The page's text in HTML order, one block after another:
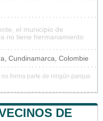
el municipio de
no tiene hermanamiento
Cundinamarca, Colombie
no forma parte de ningún parque
DE